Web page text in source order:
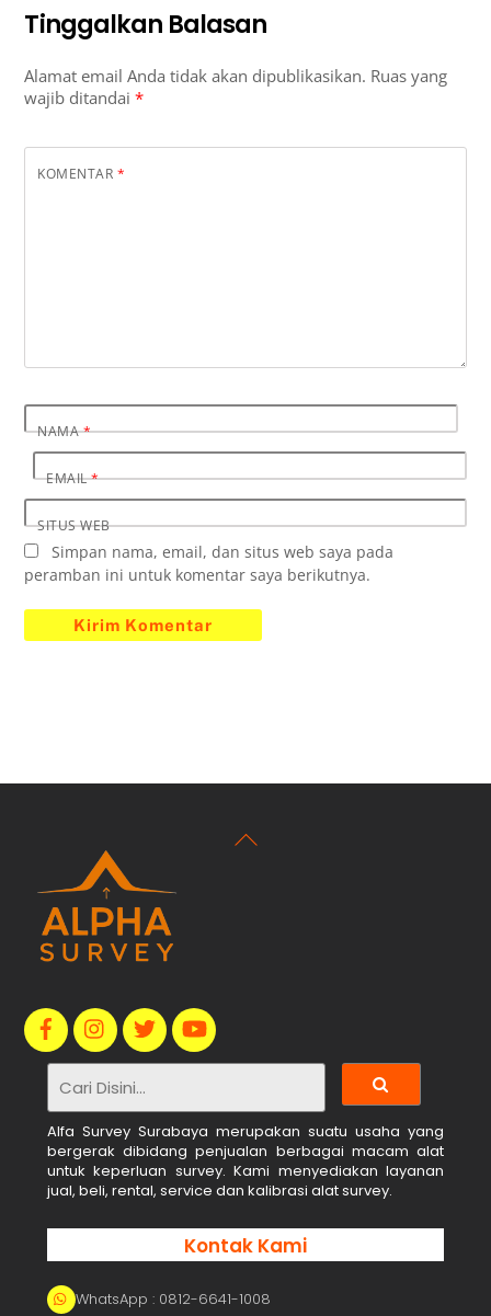
Tinggalkan Balasan
Alamat email Anda tidak akan dipublikasikan. Ruas yang
wajib ditandai*
KOMENTAR *
NAMA*
EMAIL*
SITUS WEB
Simpan nama, email, dan situs web saya pada
peramban ini untuk komentar saya berikutnya.
Back
Alfa Survey Surabaya merupakan suatu usaha yang
bergerak dibidang penjualan berbagai macam alat
untuk keperluan survey. Kami menyediakan layanan
jual, beli, rental, service dan kalibrasi alat survey.
Kontak Kami
WhatsApp : 0812-6641-1008